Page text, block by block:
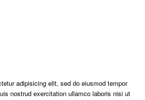
adipisicing elit, sed do eiusmod tempor
nostrud exercitation ullamco laboris nisi ut